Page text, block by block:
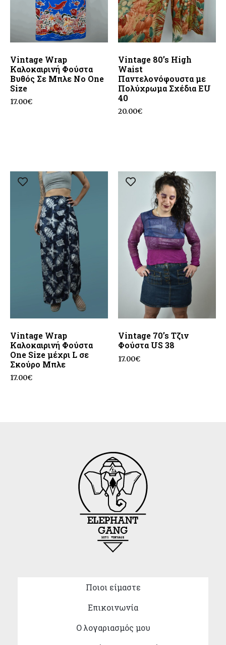
Vintage Wrap
Καλοκαιρινή Φούστα
Βυθός Σε Μπλε No One
Size
17.00€
Vintage 80’s High
Waist
Παντελονόφουστα με
Πολύχρωμα Σχέδια EU
40
20.00€
Vintage Wrap
Καλοκαιρινή Φούστα
One Size μέχρι L σε
Σκούρο Μπλε
17.00€
Vintage 70’s Τζιν
Φούστα US 38
17.00€
Ποιοι είμαστε
Επικοινωνία
Ο λογαριασμός μου